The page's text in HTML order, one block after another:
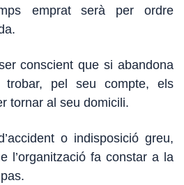
emprat
serà per ordre
conscient que si abandona
pel seu compte, els
tornar al seu domicili.
o indisposició greu,
l’organització fa constar a la